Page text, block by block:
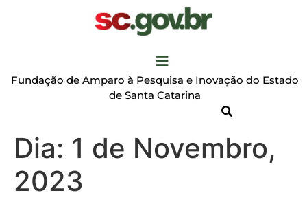
Fundação de Amparo à Pesquisa e Inovação do Estado
de Santa Catarina
Dia: 1 de Novembro,
2023